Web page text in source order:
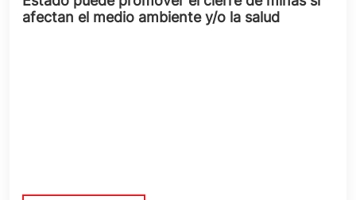
afectan el medio ambiente y/o la salud